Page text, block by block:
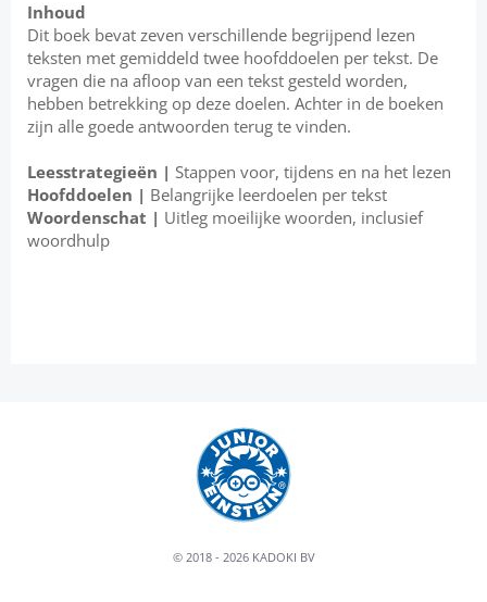
Inhoud
Dit boek bevat zeven verschillende begrijpend lezen
teksten met gemiddeld twee hoofddoelen per tekst. De
vragen die na afloop van een tekst gesteld worden,
hebben betrekking op deze doelen. Achter in de boeken
zijn alle goede antwoorden terug te vinden.
Leesstrategieën | Stappen voor, tijdens en na het lezen
Hoofddoelen | Belangrijke leerdoelen per tekst
Woordenschat | Uitleg moeilijke woorden, inclusief
woordhulp
© 2018 - 2026 KADOKI BV